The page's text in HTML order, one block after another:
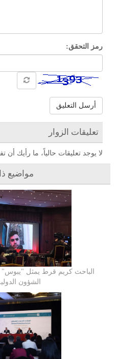
رمز التحقق:
أرسل التعليق
تعليقات الزوار
لا يوجد تعليقات حالياً، ما رأيك أن
مواضيع
الباحث كريم قرط يمثل
الشؤون